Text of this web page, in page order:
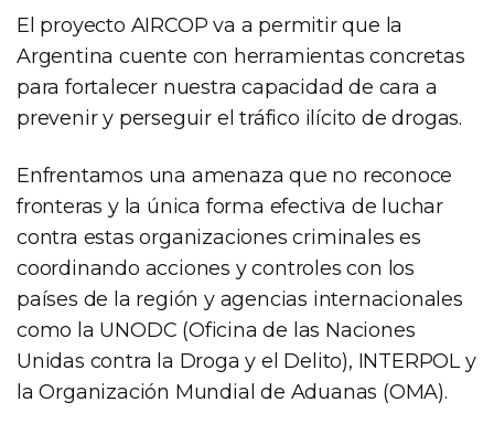
El proyecto AIRCOP va a permitir que la
Argentina cuente con herramientas concretas
para fortalecer nuestra capacidad de cara a
prevenir y perseguir el tráfico ilícito de drogas.
Enfrentamos una amenaza que no reconoce
fronteras y la única forma efectiva de luchar
contra estas organizaciones criminales es
coordinando acciones y controles con los
países de la región y agencias internacionales
como la UNODC (Oficina de las Naciones
Unidas contra la Droga y el Delito), INTERPOL y
la Organización Mundial de Aduanas (OMA).